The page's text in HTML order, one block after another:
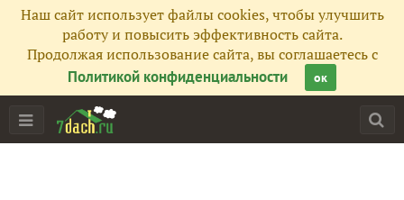
Наш сайт использует файлы cookies, чтобы улучшить
работу и повысить эффективность сайта.
Продолжая использование сайта, вы соглашаетесь с
Политикой конфиденциальности
ок